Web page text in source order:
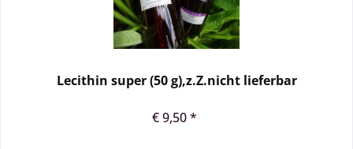
Lecithin super (50 g),z.Z.nicht lieferbar
€ 9,50 *